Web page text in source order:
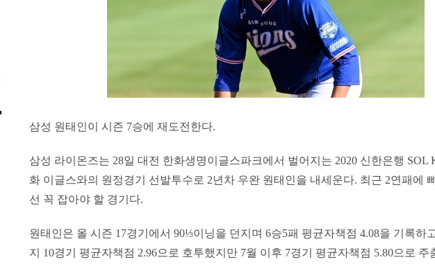
삼성 원태인이 시즌 7승에 재도전한다.
삼성 라이온즈는 28일 대전 한화생명이글스파크에서 벌어지는 2020 신한은행 SOL
화 이글스와의 원정경기 선발투수로 2년차 우완 원태인을 내세운다. 최근 2연패에
선 꼭 잡아야 할 경기다.
원태인은 올 시즌 17경기에서 90⅓이닝을 던지며 6승5패 평균자책점 4.08을 기록하
지 10경기 평균자책점 2.96으로 호투했지만 7월 이후 7경기 평균자책점 5.80으로 주